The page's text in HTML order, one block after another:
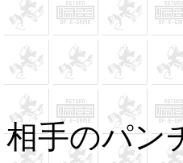
相手のパン